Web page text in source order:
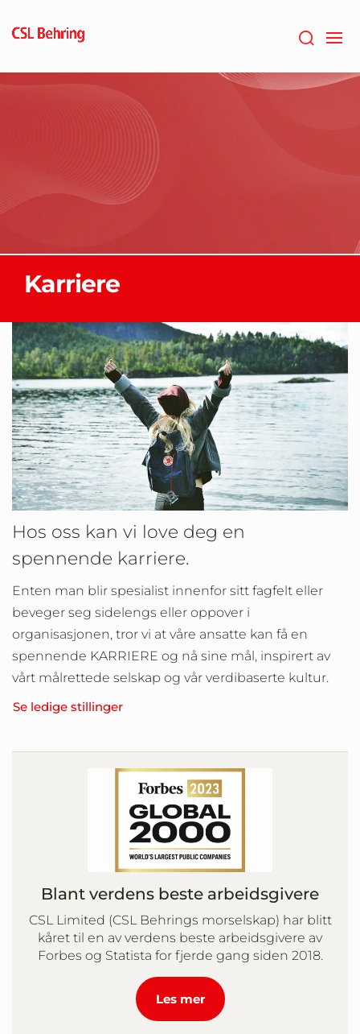
hovedinnholdet
Karriere
Hos oss kan vi love deg en
spennende karriere.
Enten man blir spesialist innenfor sitt fagfelt eller
beveger seg sidelengs eller oppover i
organisasjonen, tror vi at våre ansatte kan få en
spennende KARRIERE og nå sine mål, inspirert av
vårt målrettede selskap og vår verdibaserte kultur.
Se ledige stillinger
Blant verdens beste arbeidsgivere
CSL Limited (CSL Behrings morselskap) har blitt
kåret til en av verdens beste arbeidsgivere av
Forbes og Statista for fjerde gang siden 2018.
Les mer